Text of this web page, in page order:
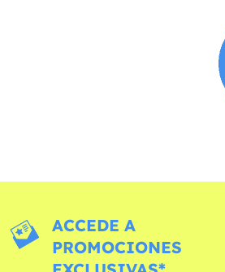
ACCEDE A
PROMOCIONES